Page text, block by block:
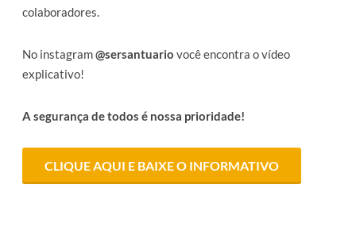
colaboradores.
No instagram@sersantuario você encontra o vídeo
explicativo!
A segurança de todos é nossa prioridade!
CLIQUE AQUI E BAIXE O INFORMATIVO